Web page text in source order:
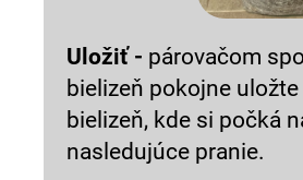
Uložiť - párovačom
bielizeň pokojne
bielizeň, kde si počká
nasledujúce pranie.